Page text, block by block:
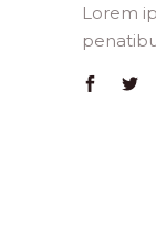
Lorem